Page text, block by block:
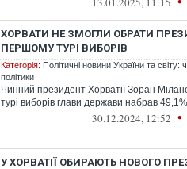
ХОРВАТИ НЕ ЗМОГЛИ ОБРАТИ
ПЕРШОМУ ТУРІ ВИБОРІВ
Категорія: Політичні новини України та світу:
політики
Чинний президент Хорватії Зоран
турі виборів глави держави набрав 49,1%
30.12.2024, 12:52 •
У ХОРВАТІЇ ОБИРАЮТЬ НОВОГО